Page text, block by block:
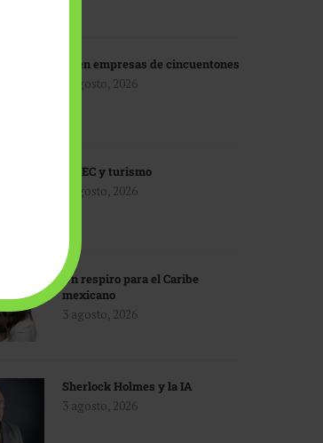
IA en empresas de cincuentones
3 agosto, 2026
TMEC y turismo
3 agosto, 2026
Un respiro para el Caribe
mexicano
3 agosto, 2026
Sherlock Holmes y la IA
3 agosto, 2026